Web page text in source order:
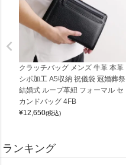
クラッチバッグ メンズ 牛革 本革
シボ加工 A5収納 祝儀袋 冠婚葬祭
結婚式 ループ革紐 フォーマル セ
カンドバッグ 4FB
¥12,650(税込)
ランキング